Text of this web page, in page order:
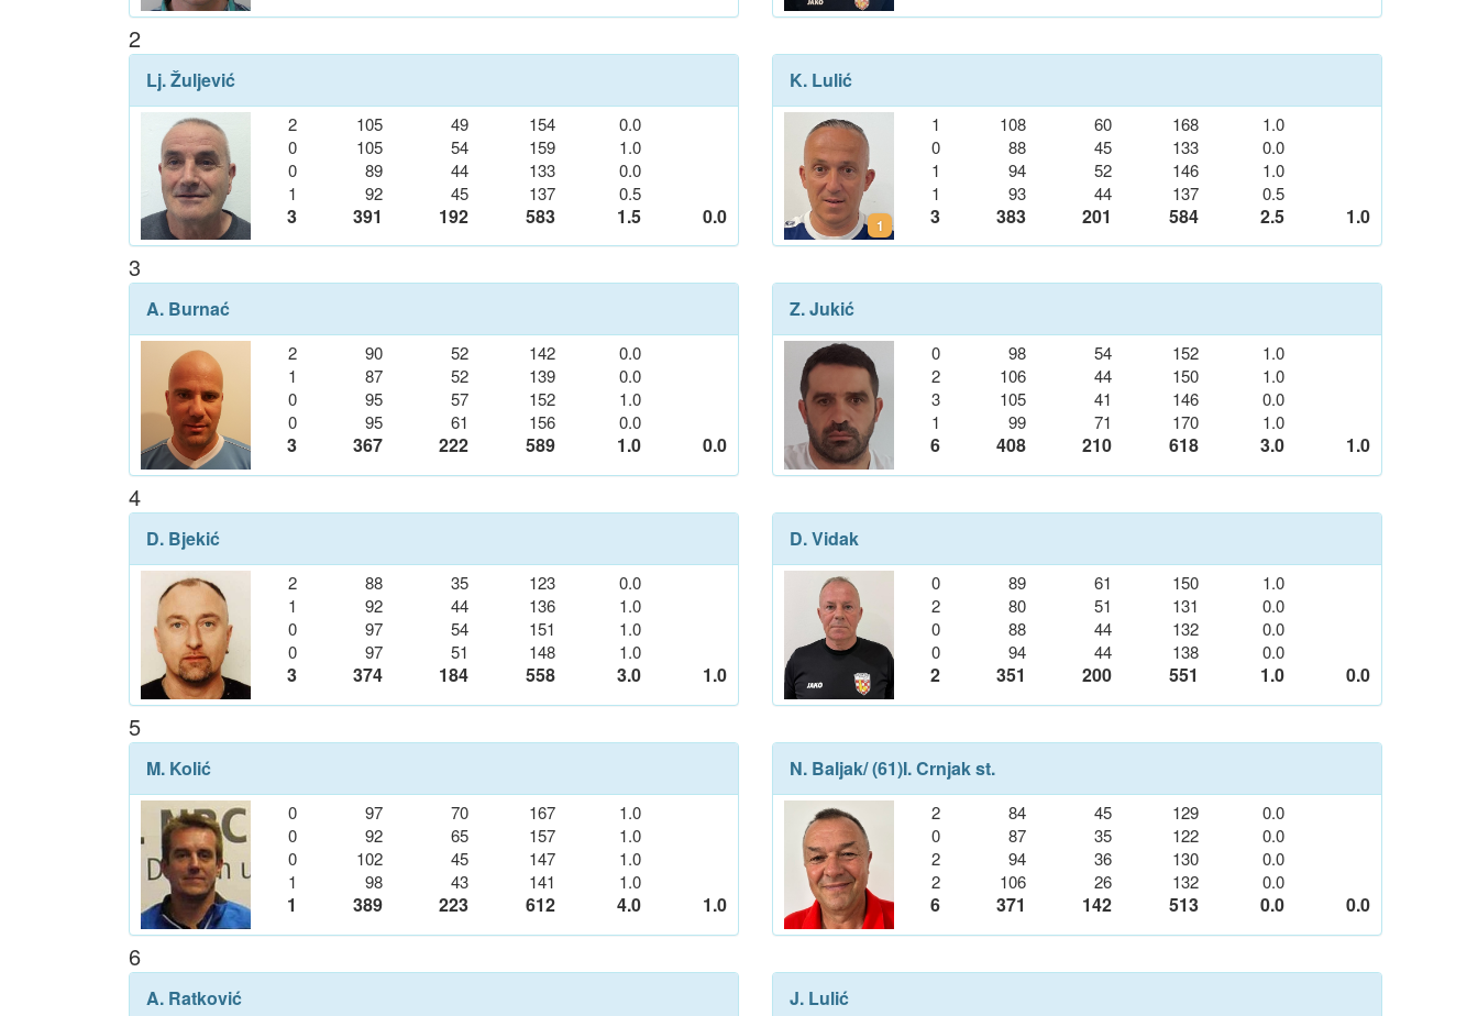
2
Lj. Žuljević
2 105 49 154
0.0
0
105 54 159
1.0
0
89 44 133
0.0
1
92 45 137 0.5
3 391 192 583 1.5 0.0
K. Lulić
1
1 108 60 168
1.0
0
88 45 133
0.0
1
94 52 146
1.0
1
93 44 137 0.5
3 383 201 584 2.5 1.0
3
A. Burnać
2 90 52 142
0.0
1
87 52 139
0.0
0
95 57 152
1.0
0
95 61 156 0.0
3 367 222 589 1.0 0.0
Z. Jukić
0 98 54 152
1.0
2
106 44 150
1.0
3
105 41 146
0.0
1
99 71 170 1.0
6 408 210 618 3.0 1.0
4
D. Bjekić
2 88 35 123
0.0
1
92 44 136
1.0
0
97 54 151
1.0
0
97 51 148 1.0
3 374 184 558 3.0 1.0
D. Vidak
0 89 61 150
1.0
2
80 51 131
0.0
0
88 44 132
0.0
0
94 44 138 0.0
2 351 200 551 1.0 0.0
5
M. Kolić
0 97 70 167
1.0
0
92 65 157
1.0
0
102 45 147
1.0
1
98 43 141 1.0
1 389 223 612 4.0 1.0
N. Baljak/ (61)I. Crnjak st.
2 84 45 129
0.0
0
87 35 122
0.0
2
94 36 130
0.0
2
106 26 132 0.0
6 371 142 513 0.0 0.0
6
A. Ratković J. Lulić